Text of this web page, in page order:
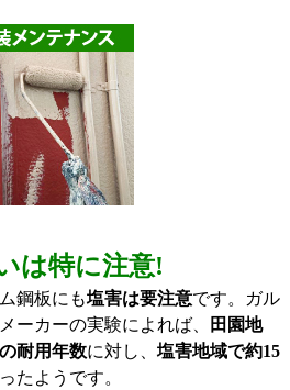
は特に注意!
鋼板にも塩害は要注意です。ガル
ーカーの実験によれば、
田園地
耐用年数に対し、 塩害地域で約15
たようです。